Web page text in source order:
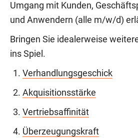
Umgang mit Kunden,
und Anwendern (alle m/w/d)
Bringen Sie idealerweise
ins Spiel.
Verhandlungsgeschick
Akquisitionsstärke
Vertriebsaffinität
Überzeugungskraft